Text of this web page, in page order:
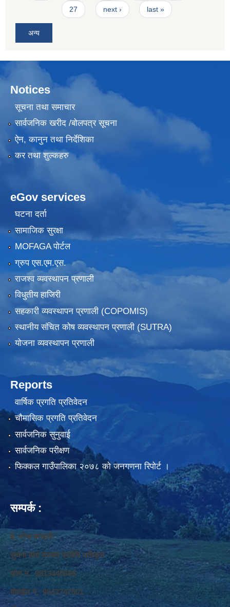
27 next › last »
अन्य
Notices
सूचना तथा समाचार
सार्वजनिक खरीद /बोलपत्र सूचना
ऐन, कानुन तथा निर्देशिका
कर तथा शुल्कहरु
eGov services
घटना दर्ता
सामाजिक सुरक्षा
MOFAGA पोर्टल
ग्रुप एस.एम.एस.
राजश्व व्यवस्थापन प्रणाली
विधुतीय हाजिरी
सहकारी व्यवस्थापन प्रणाली (COPOMIS)
स्थानीय संचित कोष व्यवस्थापन प्रणाली (SUTRA)
योजना व्यवस्थापन प्रणाली
Reports
वार्षिक प्रगति प्रतिवेदन
चौमासिक प्रगति प्रतिवेदन
सार्वजनिक सुनुवाई
सार्वजनिक परीक्षण
फिक्कल गाउँपालिका २०७८ को जनगणना रिपोर्ट ।
सम्पर्क :
ई. नरेश बराइली
सुचना तथा सञ्‍चार प्रविधि अधिकृत
फोन नं. 9813445685
मोवाईल नं. 9843747501